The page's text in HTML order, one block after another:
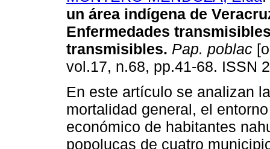
un área indígena de
Enfermedades
transmisibles. Pap. poblac
vol.17, n.68, pp.41-68. ISSN
En este artículo se analizan
mortalidad general, el
económico de habitantes
popolucas de cuatro